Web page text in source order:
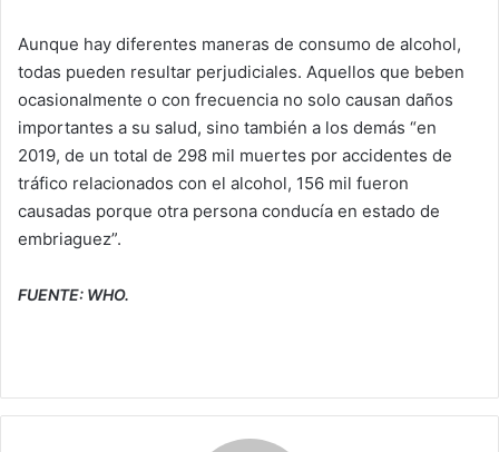
Aunque hay diferentes maneras de consumo de alcohol,
todas pueden resultar perjudiciales. Aquellos que beben
ocasionalmente o con frecuencia no solo causan daños
importantes a su salud, sino también a los demás “en
2019, de un total de 298 mil muertes por accidentes de
tráfico relacionados con el alcohol, 156 mil fueron
causadas porque otra persona conducía en estado de
embriaguez”.
FUENTE: WHO.